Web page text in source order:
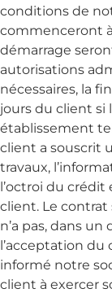
conditions de
commenceront
démarrage
autorisations
nécessaires, la
jours du client si
établissement
client a souscrit
travaux,
l’octroi du
client. Le contrat
n’a pas, dans
l’acceptation du
informé notre
client à exercer